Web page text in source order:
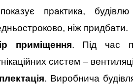
практика,
ніж придбати.
приміщення. Під час
систем –
. Виробнича